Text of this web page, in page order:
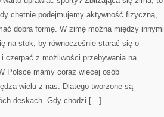
chętnie podejmujemy aktywność fizyczną,
dobrą formę. W zimę można między innymi
na stok, by równocześnie starać się o
i czerpać z możliwości przebywania na
Polsce mamy coraz więcej osób
wielu z nas. Dlatego tworzone są
deskach. Gdy chodzi […]